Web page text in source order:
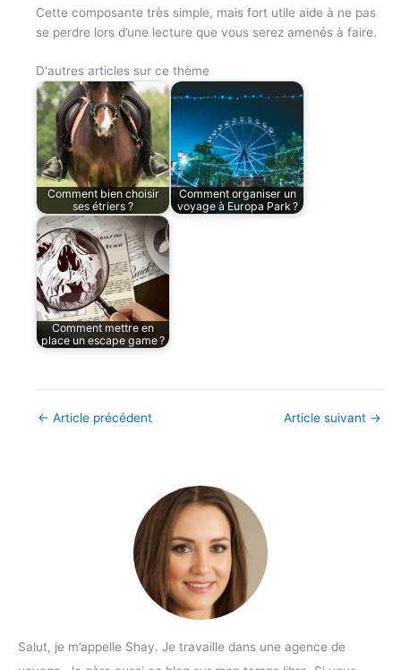
Salut, je m’appelle Shay. Je travaille dans une agence de
Cette composante très simple, mais fort utile aide à ne pas
se perdre lors d’une lecture que vous serez amenés à faire.
D'autres articles sur ce thème
Comment bien choisir
ses étriers ?
Comment organiser un
voyage à Europa Park ?
Comment mettre en
place un escape game ?
← Article précédent Article suivant →